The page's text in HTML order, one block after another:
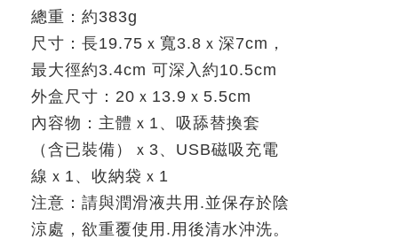
總重：約383g
尺寸：長19.75 ｘ寬3.8 ｘ深7cm ，
最大徑約3.4cm 可深入約10.5cm
外盒尺寸： 20 ｘ 13.9 ｘ 5.5cm
內容物：主體ｘ 1 、吸舔替換套
（含已裝備）ｘ 3、 USB磁吸充電
線ｘ 1 、收納袋ｘ 1
注意：請與潤滑液共用 .並保存於陰
涼處，欲重覆使用 . 用後清水沖洗。